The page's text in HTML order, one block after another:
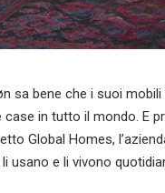
sa bene che i suoi mobili
in tutto il mondo. E
Global Homes,
usano e li vivono